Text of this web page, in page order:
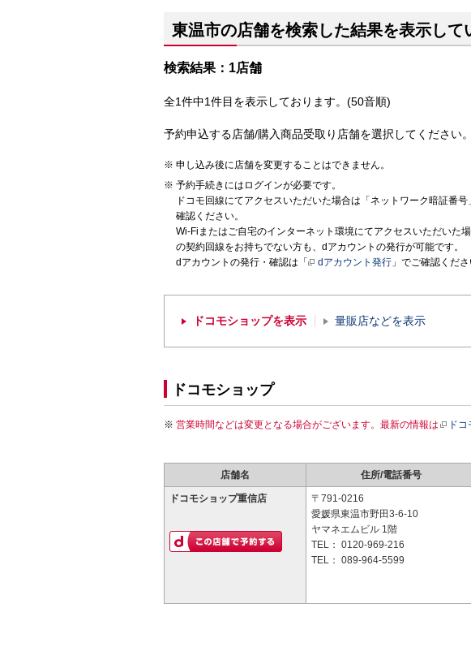
東温市の店舗を検索した結果を表示して
検索結果：1店舗
全1件中1件目を表示しております。(50音順)
予約申込する店舗/購入商品受取り店舗を選択してください。
申し込み後に店舗を変更することはできません。
予約手続きにはログインが必要です。
ドコモ回線にてアクセスいただいた場合は「ネットワーク暗証番
確認ください。
Wi-Fiまたはご自宅のインターネット環境にてアクセスいただいた
の契約回線をお持ちでない方も、dアカウントの発行が可能です。
dアカウントの発行・確認は「
dアカウント発行 」でご確認くださ
ドコモショップを表示 量販店などを表示
ドコモショップ
営業時間などは変更となる場合がございます。最新の情報は ド
店舗名 住所/電話番号
ドコモショップ重信店
〒791-0216
愛媛県東温市野田3-6-10
ヤマネエムビル 1階
TEL： 0120-969-216
TEL： 089-964-5599